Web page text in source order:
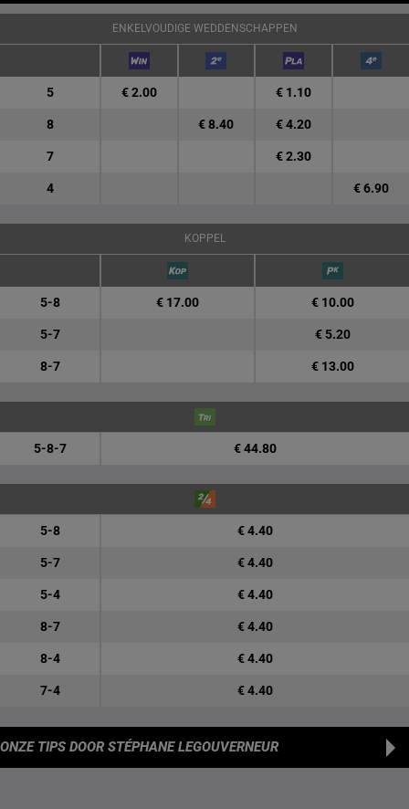
ENKELVOUDIGE WEDDENSCHAPPEN
5 € 2.00 € 1.10
8 € 8.40 € 4.20
7 € 2.30
4 € 6.90
KOPPEL
5-8 € 17.00 € 10.00
5-7 € 5.20
8-7 € 13.00
5-8-7 € 44.80
5-8 € 4.40
5-7 € 4.40
5-4 € 4.40
8-7 € 4.40
8-4 € 4.40
7-4 € 4.40
ONZE TIPS DOOR STÉPHANE LEGOUVERNEUR